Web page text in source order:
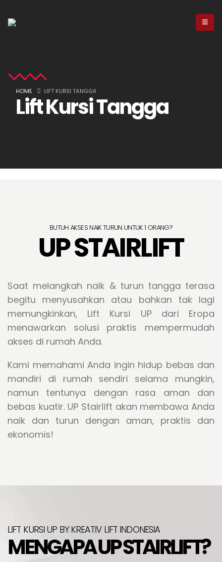
HOME LIFT KURSI TANGGA
Lift Kursi Tangga
BUTUH AKSES NAIK TURUN UNTUK 1 ORANG?
UP STAIRLIFT
Saat melangkah naik & turun tangga terasa
begitu menyusahkan atau bahkan tak lagi
memungkinkan, Lift Kursi UP dari Eropa
menawarkan solusi praktis mempermudah
akses di rumah Anda.
Kami memahami Anda ingin hidup bebas dan
mandiri di rumah sendiri selama mungkin,
namun tentunya dengan rasa aman dan
bebas kuatir. UP Stairlift akan membawa Anda
naik dan turun dengan aman, praktis dan
ekonomis!
LIFT KURSI UP BY KREATIV LIFT INDONESIA
MENGAPA UP STAIRLIFT?